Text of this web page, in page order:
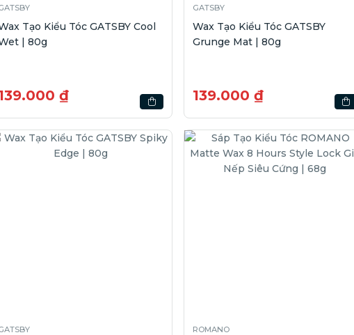
Tạo Kiểu Tóc GATSBY Cool
| 80g
₫
GATSBY
Wax Tạo Kiểu Tóc GATSBY
Grunge Mat | 80g
139.000 ₫
ROMANO